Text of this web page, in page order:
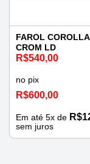
FAROL
CROM LD
R$540,00
no pix
R$600,00
Em até 5x de R$
sem juros